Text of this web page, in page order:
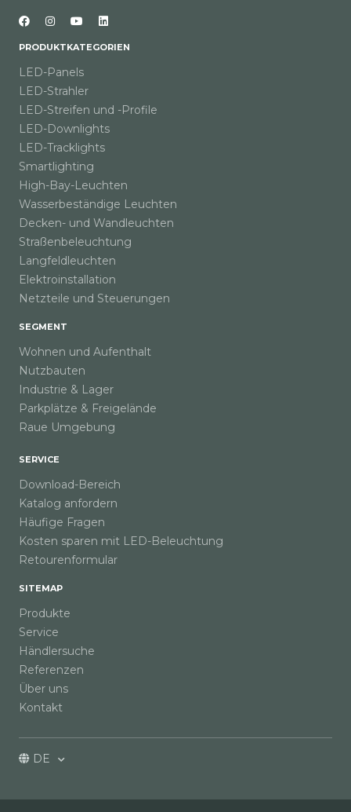
PRODUKTKATEGORIEN
LED-Panels
LED-Strahler
LED-Streifen und -Profile
LED-Downlights
LED-Tracklights
Smartlighting
High-Bay-Leuchten
Wasserbeständige Leuchten
Decken- und Wandleuchten
Straßenbeleuchtung
Langfeldleuchten
Elektroinstallation
Netzteile und Steuerungen
SEGMENT
Wohnen und Aufenthalt
Nutzbauten
Industrie & Lager
Parkplätze & Freigelände
Raue Umgebung
SERVICE
Download-Bereich
Katalog anfordern
Häufige Fragen
Kosten sparen mit LED-Beleuchtung
Retourenformular
SITEMAP
Produkte
Service
Händlersuche
Referenzen
Über uns
Kontakt
DE